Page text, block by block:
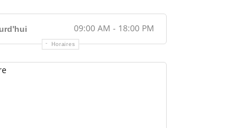
09:00 AM - 18:00 PM
Horaires